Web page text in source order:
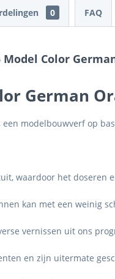
0 FAQ
Color
German
modelbouwverf op
waardoor het doseren
kan met een weinig
vernissen uit ons
en zijn uitermate